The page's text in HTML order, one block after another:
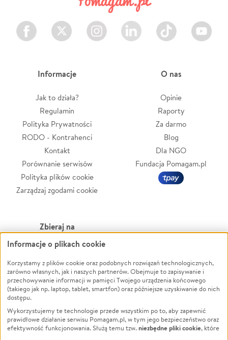
Facebook Twitter Instagram LinkedIn TikTok Youtube
Informacje
Jak to działa?
Regulamin
Polityka Prywatności
RODO - Kontrahenci
Kontakt
Porównanie serwisów
Polityka plików cookie
Zarządzaj zgodami cookie
O nas
Opinie
Raporty
Za darmo
Blog
Dla NGO
Fundacja Pomagam.pl
Zbieraj na
Leczenie
Zwierzęta
Pożar
Ukraina
Pomoc Finansowa
Projekty
Powódź
Wichura
NGO
Edukacja
Podróż
Informacje o plikach cookie
Korzystamy z plików cookie oraz podobnych rozwiązań technologicznych,
zarówno własnych, jak i naszych partnerów. Obejmuje to zapisywanie i
przechowywanie informacji w pamięci Twojego urządzenia końcowego
(takiego jak np. laptop, tablet, smartfon) oraz późniejsze uzyskiwanie do nich
dostępu.
Wykorzystujemy te technologie przede wszystkim po to, aby zapewnić
prawidłowe działanie serwisu Pomagam.pl, w tym jego bezpieczeństwo oraz
efektywność funkcjonowania. Służą temu tzw.niezbędne pliki cookie, które